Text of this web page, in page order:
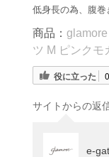
低身長の為、腹巻
商品：
ツ M ピンクモ
役に立った 0
サイトからの返
e-